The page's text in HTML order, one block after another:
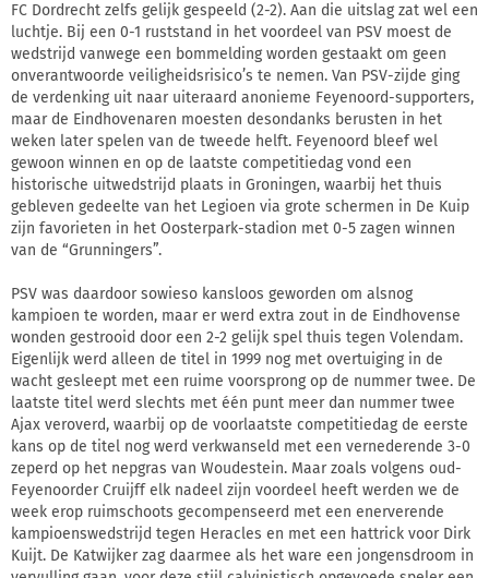
FC Dordrecht zelfs gelijk gespeeld (2-2). Aan die uitslag zat wel een
luchtje. Bij een 0-1 ruststand in het voordeel van PSV moest de
wedstrijd vanwege een bommelding worden gestaakt om geen
onverantwoorde veiligheidsrisico’s te nemen. Van PSV-zijde ging
de verdenking uit naar uiteraard anonieme Feyenoord-supporters,
maar de Eindhovenaren moesten desondanks berusten in het
weken later spelen van de tweede helft. Feyenoord bleef wel
gewoon winnen en op de laatste competitiedag vond een
historische uitwedstrijd plaats in Groningen, waarbij het thuis
gebleven gedeelte van het Legioen via grote schermen in De Kuip
zijn favorieten in het Oosterpark-stadion met 0-5 zagen winnen
van de “Grunningers”.
PSV was daardoor sowieso kansloos geworden om alsnog
kampioen te worden, maar er werd extra zout in de Eindhovense
wonden gestrooid door een 2-2 gelijk spel thuis tegen Volendam.
Eigenlijk werd alleen de titel in 1999 nog met overtuiging in de
wacht gesleept met een ruime voorsprong op de nummer twee. De
laatste titel werd slechts met één punt meer dan nummer twee
Ajax veroverd, waarbij op de voorlaatste competitiedag de eerste
kans op de titel nog werd verkwanseld met een vernederende 3-0
zeperd op het nepgras van Woudestein. Maar zoals volgens oud-
Feyenoorder Cruijff elk nadeel zijn voordeel heeft werden we de
week erop ruimschoots gecompenseerd met een enerverende
kampioenswedstrijd tegen Heracles en met een hattrick voor Dirk
Kuijt. De Katwijker zag daarmee als het ware een jongensdroom in